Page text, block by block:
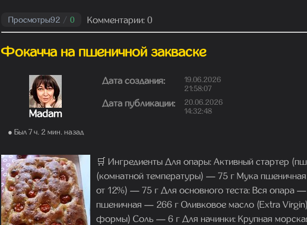
Просмотры92 / 0 Комментарии: 0
Фокачча на пшеничной закваске
Madam
● Был 7 ч. 2 мин. назад
Дата создания:
19.06.2026
21:58:07
Дата публикации:
20.06.2026
14:32:48
🛒 Ингредиенты Для опары: Активный стартер
(комнатной температуры) — 75 г Мука
от 12%) — 75 г Для основного теста: Вся опара
пшеничная — 266 г Оливковое масло (Extra
формы) Соль — 6 г Для начинки: Крупная